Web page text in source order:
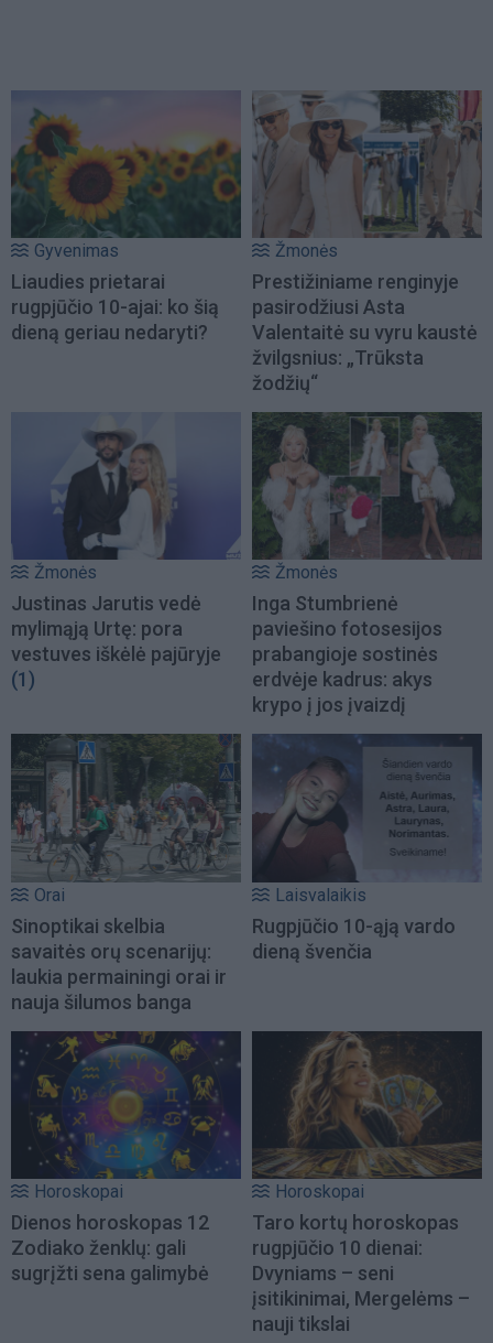
Gyvenimas
Liaudies prietarai
rugpjūčio 10-ajai: ko šią
dieną geriau nedaryti?
Žmonės
Prestižiniame renginyje
pasirodžiusi Asta
Valentaitė su vyru kaustė
žvilgsnius: „Trūksta
žodžių“
Žmonės
Justinas Jarutis vedė
mylimąją Urtę: pora
vestuves iškėlė pajūryje
(1)
Žmonės
Inga Stumbrienė
paviešino fotosesijos
prabangioje sostinės
erdvėje kadrus: akys
krypo į jos įvaizdį
Orai
Sinoptikai skelbia
savaitės orų scenarijų:
laukia permainingi orai ir
nauja šilumos banga
Laisvalaikis
Rugpjūčio 10-ąją vardo
dieną švenčia
Horoskopai
Dienos horoskopas 12
Zodiako ženklų: gali
sugrįžti sena galimybė
Horoskopai
Taro kortų horoskopas
rugpjūčio 10 dienai:
Dvyniams – seni
įsitikinimai, Mergelėms –
nauji tikslai